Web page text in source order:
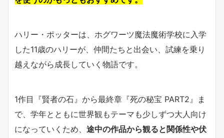
ハリー・ポッターは、ホグワーツ魔法魔術学校に入学
した11歳のハリーが、仲間たちと出会い、試練を乗り
越えながら成長していく物語です。
1作目『賢者の石』から最終章『死の秘宝 PART2』ま
で、学年とともに世界観もテーマも少しずつ大人向け
になっていくため、 途中の作品から観ると関係性や伏